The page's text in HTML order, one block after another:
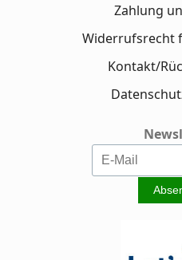
Zahlung
Widerrufsrecht
Kontakt/